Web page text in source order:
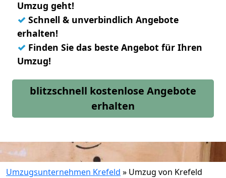
Umzug geht!
✓ Schnell & unverbindlich Angebote
erhalten!
✓ Finden Sie das beste Angebot für Ihren
Umzug!
blitzschnell kostenlose Angebote
erhalten
Umzugsunternehmen Krefeld » Umzug von Krefeld